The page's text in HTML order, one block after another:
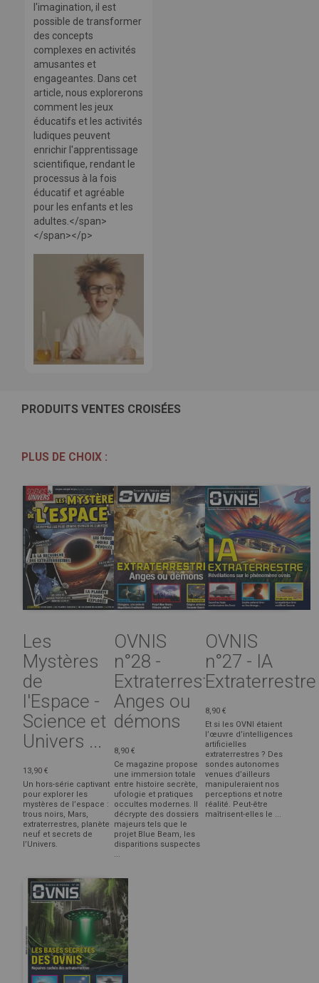
l'imagination, il est
possible de transformer
des concepts
complexes en activités
amusantes et
engageantes. Dans cet
article, nous explorerons
comment les jeux
éducatifs et les activités
ludiques peuvent
enrichir l'apprentissage
scientifique, rendant le
processus à la fois
éducatif et agréable
pour les enfants et les
adultes.</span>
</span></p>
PRODUITS VENTES CROISÉES
PLUS DE CHOIX :
Les
Mystères
de
l'Espace -
Science et
Univers ...
13,90 €
Un hors-série captivant
pour explorer les
mystères de l’espace :
trous noirs, Mars,
extraterrestres, planète
neuf et secrets de
l’Univers.
OVNIS
n°28 -
Extraterrestres,
Anges ou
démons
8,90 €
Ce magazine propose
une immersion totale
entre histoire secrète,
ufologie et pratiques
occultes modernes. Il
décrypte des dossiers
majeurs tels que le
projet Blue Beam, les
disparitions suspectes
...
OVNIS
n°27 - IA
Extraterrestre
8,90 €
Et si les OVNI étaient
l’œuvre d’intelligences
artificielles
extraterrestres ? Des
sondes autonomes
venues d’ailleurs
manipuleraient nos
perceptions et notre
réalité. Peut-être
maîtrisent-elles le ...